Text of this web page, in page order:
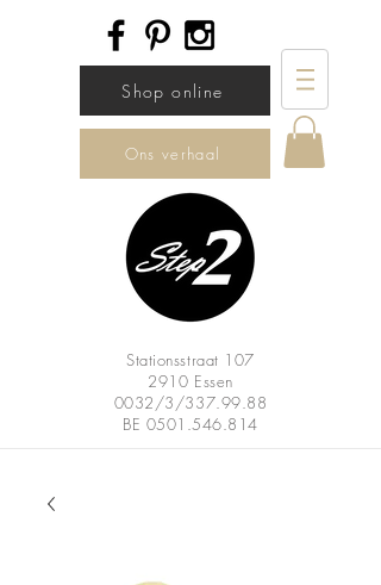
Shop online
Ons verhaal
Stationsstraat 107
2910 Essen
0032/3/337.99.88
BE 0501.546.814